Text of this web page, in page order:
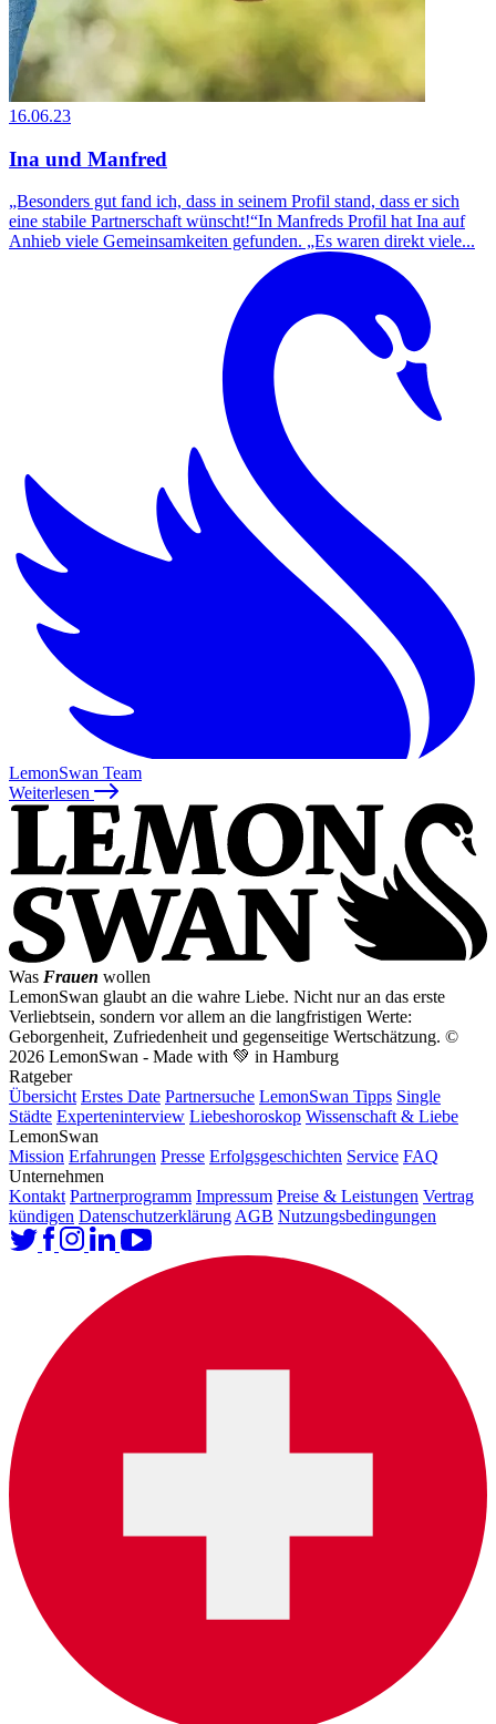
16.06.23
Ina und Manfred
„Besonders gut fand ich, dass in seinem Profil stand, dass er sich
eine stabile Partnerschaft wünscht!“In Manfreds Profil hat Ina auf
Anhieb viele Gemeinsamkeiten gefunden. „Es waren direkt viele...
LemonSwan Team
Weiterlesen
Was Frauen wollen
LemonSwan glaubt an die wahre Liebe. Nicht nur an das erste
Verliebtsein, sondern vor allem an die langfristigen Werte:
Geborgenheit, Zufriedenheit und gegenseitige Wertschätzung. ©
2026 LemonSwan - Made with 💚 in Hamburg
Ratgeber
Übersicht Erstes Date Partnersuche LemonSwan Tipps Single
Städte Experteninterview Liebeshoroskop Wissenschaft & Liebe
LemonSwan
Mission Erfahrungen Presse Erfolgsgeschichten Service FAQ
Unternehmen
Kontakt Partnerprogramm Impressum Preise & Leistungen Vertrag
kündigen Datenschutzerklärung AGB Nutzungsbedingungen